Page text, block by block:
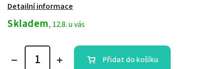
Detailní informace
Skladem, 12.8. u vás
Přidat do košíku